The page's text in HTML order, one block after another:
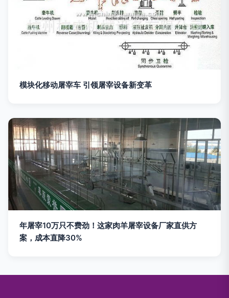
模块化移动屠宰车 引领屠宰设备新变革
年屠宰10万只不费劲！这家肉羊屠宰设备厂家直供方
案，成本直降30%